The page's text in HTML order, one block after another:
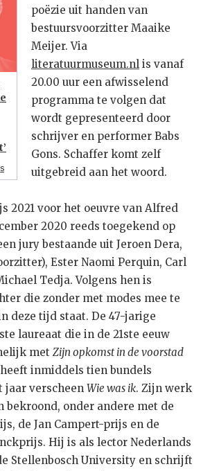
poëzie uit handen van
bestuursvoorzitter Maaike
Meijer. Via
literatuurmuseum.nl is vanaf
20.00 uur een afwisselend
programma te volgen dat
wordt gepresenteerd door
schrijver en performer Babs
Gons. Schaffer komt zelf
uitgebreid aan het woord.
2021 voor het oeuvre van Alfred
2020 reeds toegekend op
jury bestaande uit Jeroen Dera,
Ester Naomi Perquin, Carl
Tedja. Volgens hen is
die zonder met modes mee te
deze tijd staat. De 47-jarige
laureaat die in de 21ste eeuw
met Zijn opkomst in de voorstad
inmiddels tien bundels
jaar verscheen Wie was ik. Zijn werk
bekroond, onder andere met de
de Jan Campert-prijs en de
Hij is als lector Nederlands
Stellenbosch University en schrijft